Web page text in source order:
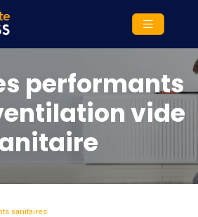
performants
vide
sanitaires